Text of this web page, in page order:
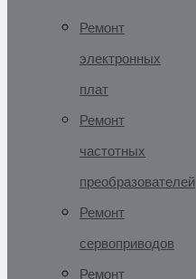
Ремонт
электронных
плат
Ремонт
частотных
преобразователей
Ремонт
сервоприводов
Ремонт